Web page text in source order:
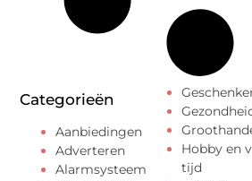
Categorieën
Aanbiedingen
Adverteren
Alarmsysteem
Hobby en
tijd